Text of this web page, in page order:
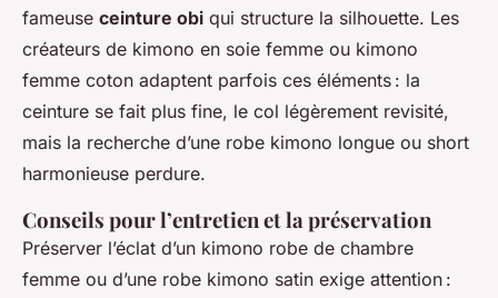
fameuse ceinture obi qui structure la silhouette. Les
créateurs de kimono en soie femme ou kimono
femme coton adaptent parfois ces éléments : la
ceinture se fait plus fine, le col légèrement revisité,
mais la recherche d’une robe kimono longue ou short
harmonieuse perdure.
Conseils pour l’entretien et la préservation
Préserver l’éclat d’un kimono robe de chambre
femme ou d’une robe kimono satin exige attention :